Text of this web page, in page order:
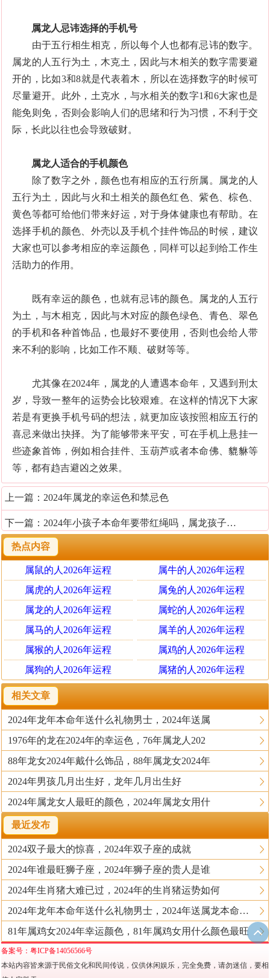
属龙人忌讳选择的手机号
由于五行相生相克，所以每个人也都有忌讳的数字。
属龙的人五行为土，木克土，因此与木相关的数字需要避
开的，比如3和8就是代表着木，所以在选择数字的时候可
尽量避开。此外，土克水，与水相关的数字1和6大家也是
能免则免，否则会影响人们的思绪和行为习惯，不利于交
际，长此以往也会导致破财。
属龙人适合的手机颜色
除了数字之外，颜色也有相应的五行所属。属龙的人
五行为土，因此与火和土相关的颜色红色、紫色、棕色、
黄色等都可给他们带来好运，对于身体健康也有帮助。在
选择手机的颜色、外壳以及手机个挂件饰品的时候，建议
大家也可以参考相应的幸运颜色，同样可以起到给工作生
活助力的作用。
既有幸运的颜色，也就有忌讳的颜色。属龙的人五行
为土，与木相克，因此与木对应的颜色绿色、青色、翠色
的手机和各种首饰品，也最好不要使用，否则也会给人带
来不利的影响，比如工作不顺、破财等等。
尤其像在2024年，属龙的人遭遇本命年，又遇到刑太
岁，导致一整年的运势会比较艰难。在这样的情况下大家
若是有更换手机号码的想法，就更加应该按照相应五行的
喜忌来做出抉择。为了能够带来平安，可在手机上悬挂一
些迹象首饰，例如相合挂件、玉葫芦或者本命佛、貔貅等
等，都有趋吉避凶之效果。
上一篇： 2024年属龙的幸运色和禁忌色
下一篇： 2024年小孩子本命年要带红绳吗，属龙孩子本命年有什么忌讳
热点内容
属鼠的人2026年运程
属牛的人2026年运程
属虎的人2026年运程
属兔的人2026年运程
属龙的人2026年运程
属蛇的人2026年运程
属马的人2026年运程
属羊的人2026年运程
属猴的人2026年运程
属鸡的人2026年运程
属狗的人2026年运程
属猪的人2026年运程
相关文章
2024年龙年本命年送什么礼物男士，2024年送属
1976年的龙在2024年的幸运色，76年属龙人202
88年龙女2024年戴什么饰品，88年属龙女2024年
2024年男孩几月出生好，龙年几月出生好
2024年属龙女人最旺的颜色，2024年属龙女用什
最近发布
2024双子最大的惊喜，2024年双子座的成就
2024年谁最旺狮子座，2024年狮子座的贵人是谁
2024年生肖猪大难已过，2024年的生肖猪运势如何
2024年龙年本命年送什么礼物男士，2024年送属龙本命年的人什么礼物好
81年属鸡女2024年幸运颜色，81年属鸡女用什么颜色最旺
备案号：粤ICP备14056566号
本站内容皆来源于民俗文化和民间传说，仅供休闲娱乐，完全免费，请勿迷信，要相